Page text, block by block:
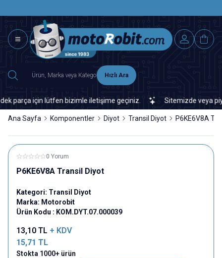
Hızlı Ara
parça için lütfen bizimle iletişime geçiniz. Sitemizde veya
Ana Sayfa Komponentler Diyot Transil Diyot P6KE6V8A
0 Yorum
P6KE6V8A Transil Diyot
Kategori: Transil Diyot
Marka: Motorobit
Ürün Kodu : KOM.DYT.07.000039
13,10 TL + KDV
15,71 TL
Stokta 1000+ ürün